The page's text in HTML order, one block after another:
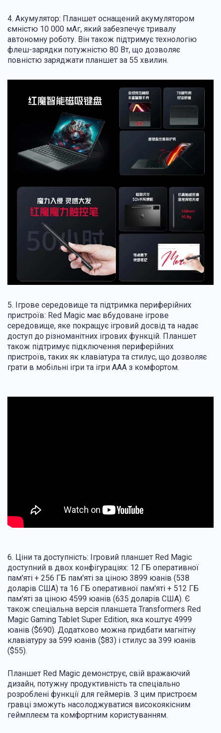
4. Акумулятор: Планшет оснащений акумулятором
ємністю 10 000 мАг, який забезпечує тривалу
автономну роботу. Він також підтримує технологію
флеш-зарядки потужністю 80 Вт, що дозволяє
повністю заряджати планшет за 55 хвилин.
5. Ігрове середовище та підтримка периферійних
пристроїв: Red Magic має вбудоване ігрове
середовище, яке покращує ігровий досвід та надає
доступ до різноманітних ігрових функцій. Планшет
також підтримує підключення периферійних
пристроїв, таких як клавіатура та стилус, що дозволяє
грати в мобільні ігри та ігри AAA з комфортом.
6. Ціни та доступність: Ігровий планшет Red Magic
доступний в двох конфігураціях: 12 ГБ оперативної
пам'яті + 256 ГБ пам'яті за ціною 3899 юанів (538
доларів США) та 16 ГБ оперативної пам'яті + 512 ГБ
пам'яті за ціною 4599 юанів (635 доларів США). Є
також спеціальна версія планшета Transformers Red
Magic Gaming Tablet Super Edition, яка коштує 4999
юанів ($690). Додатково можна придбати магнітну
клавіатуру за 599 юанів ($83) і стилус за 399 юанів
($55).
Планшет Red Magic демонструє, свій вражаючий
дизайн, потужну продуктивність та спеціально
розроблені функції для геймерів. З цим пристроєм
гравці зможуть насолоджуватися високоякісним
геймплеєм та комфортним користуванням.